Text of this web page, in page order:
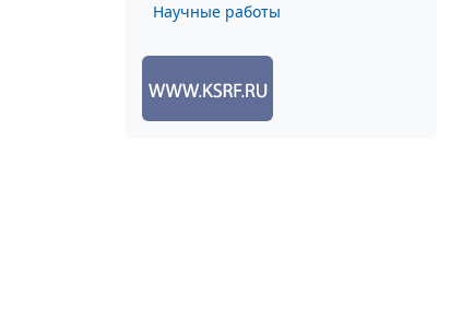
Научные работы